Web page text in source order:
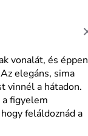
vonalát, és éppen
elegáns, sima
vinnél a hátadon.
a figyelem
feláldoznád a